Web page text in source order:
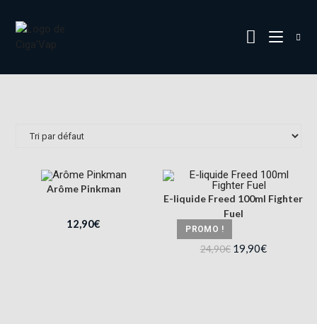
Arôme Pinkman
12,90€ PROMO !
E-liquide Freed 100ml Fighter
Fuel
24,90€ 19,90€